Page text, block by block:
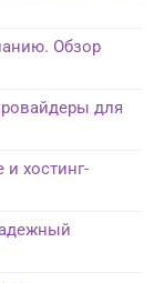
Обзор
для
хостинг-